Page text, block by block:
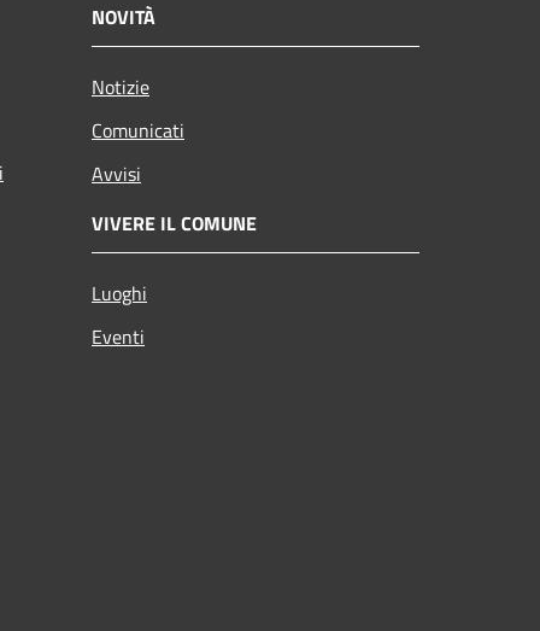
NOVITÀ
Notizie
Comunicati
Avvisi
VIVERE IL COMUNE
Luoghi
Eventi